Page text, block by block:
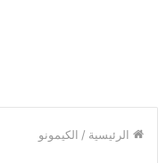
الرئيسية / الكيمونو